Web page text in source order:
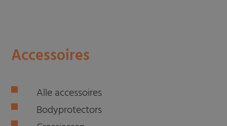
Accessoires
Alle accessoires
Bodyprotectors